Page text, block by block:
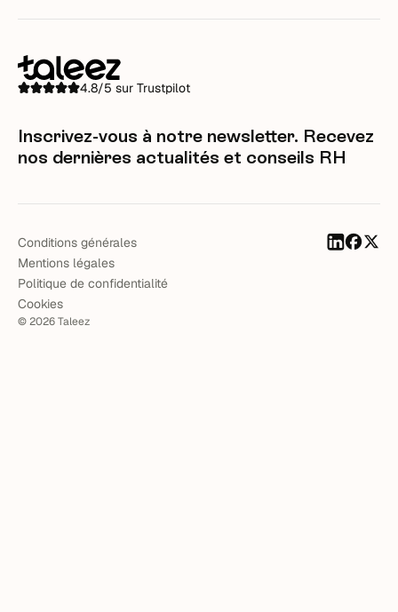
4.8/5 sur Trustpilot
Inscrivez-vous à notre newsletter. Recevez
nos dernières actualités et conseils RH
©2026Taleez
Conditions générales
Mentions légales
Politique de confidentialité
Cookies